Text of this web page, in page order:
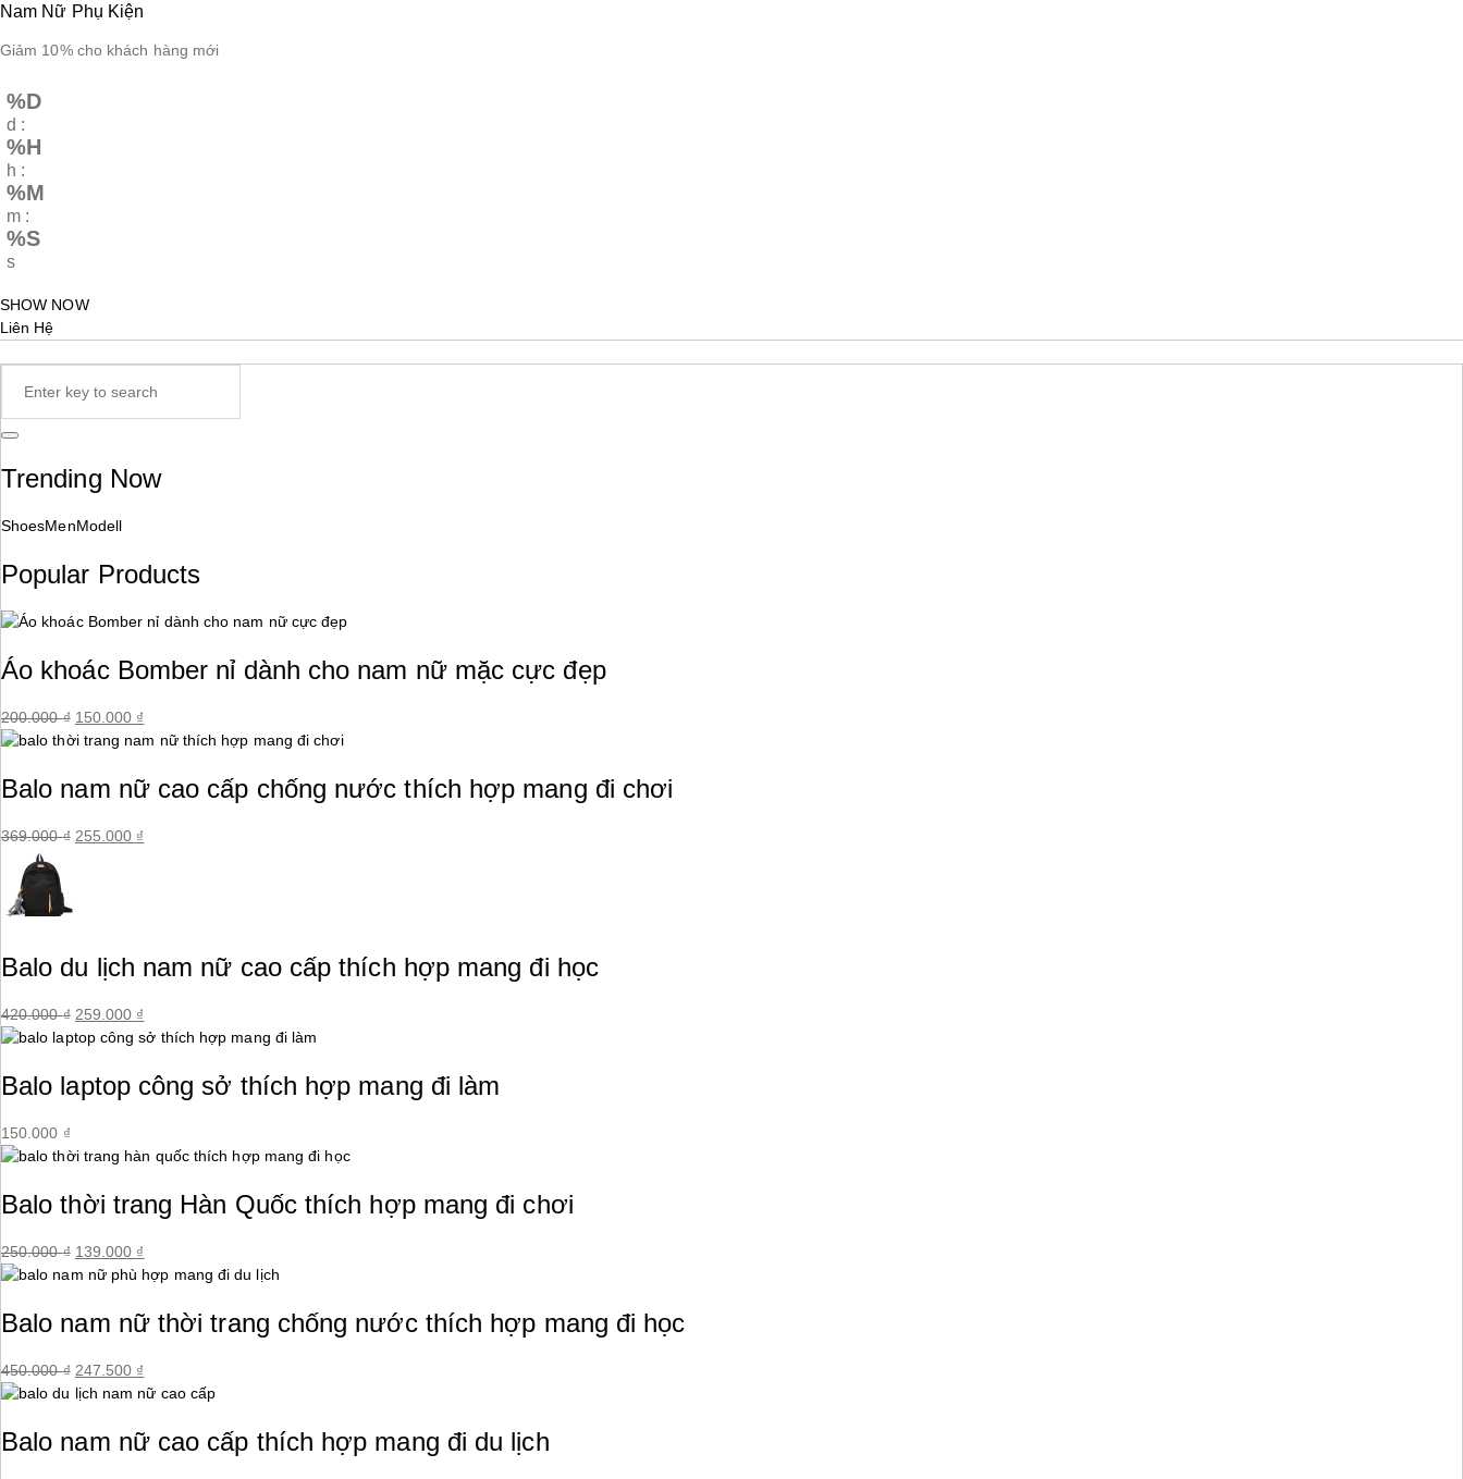
Nam Nữ Phụ Kiện
Giảm 10% cho khách hàng mới
%D
d :
%H
h :
%M
m :
%S
s
SHOW NOW
Liên Hệ
Trending Now
ShoesMenModell
Popular Products
Áo khoác Bomber nỉ dành cho nam nữ mặc cực đẹp
200.000₫ Giá
gốc
200.000 ₫.
150.000 ₫
hiện
là:
Balo nam nữ cao cấp chống nước thích hợp mang đi chơi
369.000₫ Giá
255.000 ₫
Balo du lịch nam nữ cao cấp thích hợp mang đi học
420.000₫ Giá
gốc
420.000 ₫.
259.000 ₫
hiện
là:
259.000 ₫.
Balo laptop công sở thích hợp mang đi làm
150.000 ₫
Balo thời trang Hàn Quốc thích hợp mang đi chơi
250.000₫ Giá
gốc
250.000 ₫.
139.000 ₫
hiện
là:
Balo nam nữ thời trang chống nước thích hợp mang đi học
450.000₫ Giá
gốc
450.000 ₫.
247.500 ₫
hiện
là:
Balo nam nữ cao cấp thích hợp mang đi du lịch